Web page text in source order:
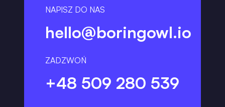
NAPISZ DO NAS
hello@boringowl.io
ZADZWOŃ
+48 509 280 539